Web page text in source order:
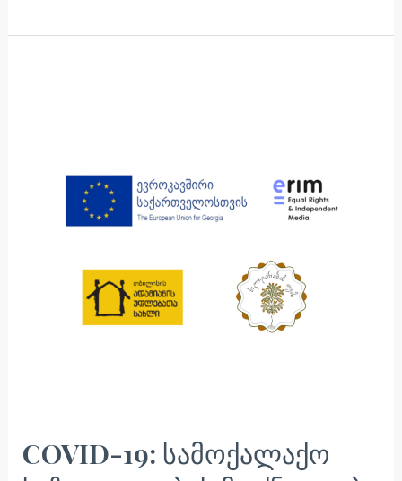
COVID-19: სამოქალაქო
მოქნილობა
მდგრადობა